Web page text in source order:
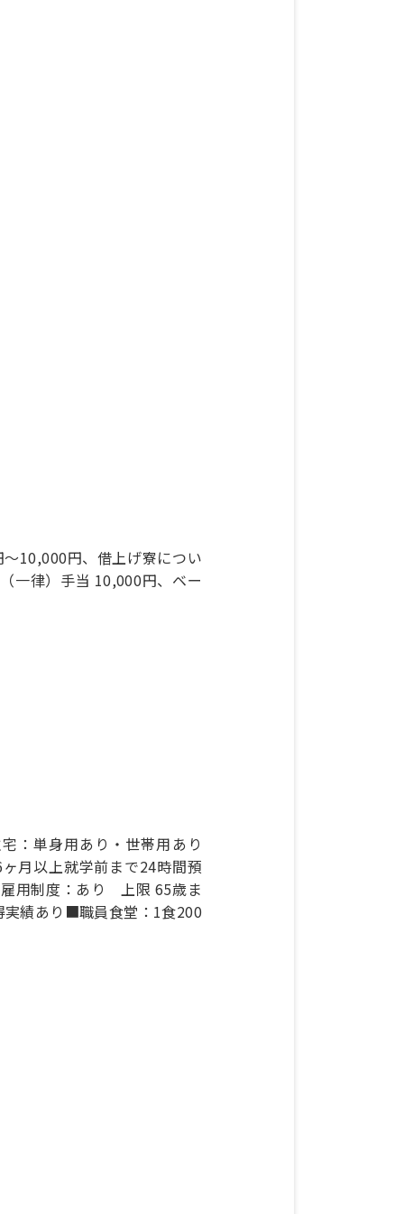
10,000円、借上げ寮につい
一律）手当 10,000円、ベー
：単身用あり・世帯用あり
月以上就学前まで24時間預
用制度：あり 上限 65歳ま
績あり■職員食堂：1食200